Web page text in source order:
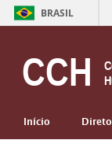
BRASIL
CCH
Início